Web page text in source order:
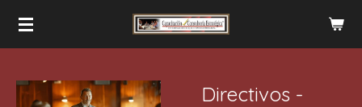
principal
Directivos -